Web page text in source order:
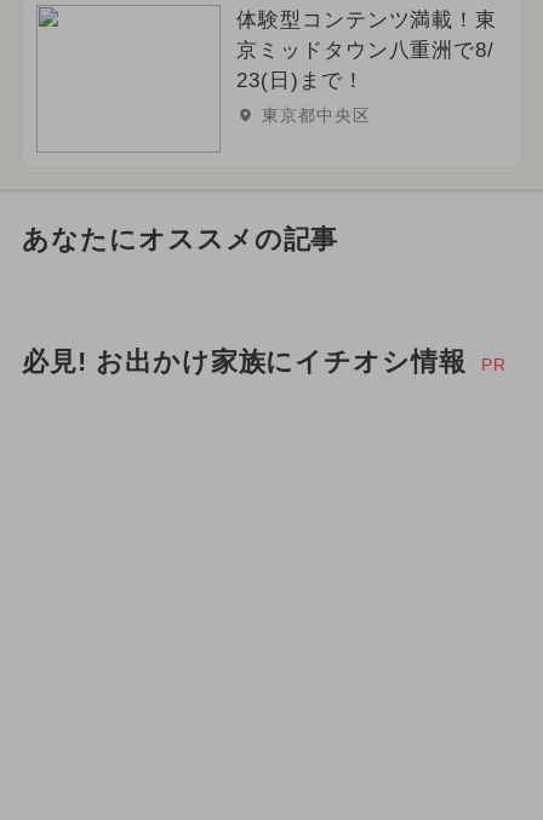
体験型コンテンツ満載！東
京ミッドタウン八重洲で8/
23(日)まで！
東京都中央区
あなたにオススメの記事
必見! お出かけ家族にイチオシ情報 PR